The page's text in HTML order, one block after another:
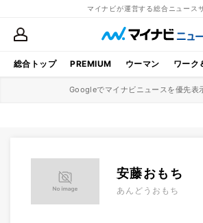
マイナビが運営する総合ニュース
総合トップ PREMIUM ウーマン ワーク
Googleでマイナビニュースを優先表
安藤おもち
あんどうおもち